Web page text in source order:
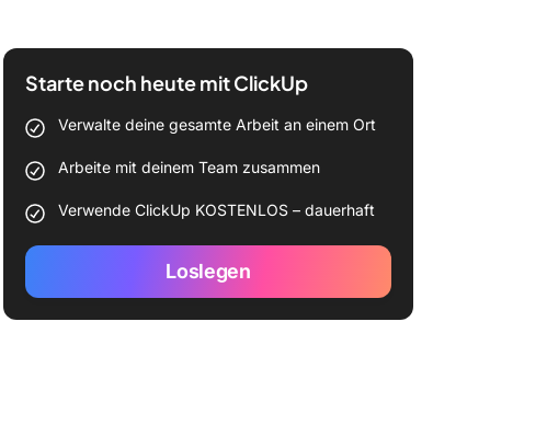
Starte noch heute mit ClickUp
Verwalte deine gesamte Arbeit an einem Ort
Arbeite mit deinem Team zusammen
Verwende ClickUp KOSTENLOS – dauerhaft
Loslegen